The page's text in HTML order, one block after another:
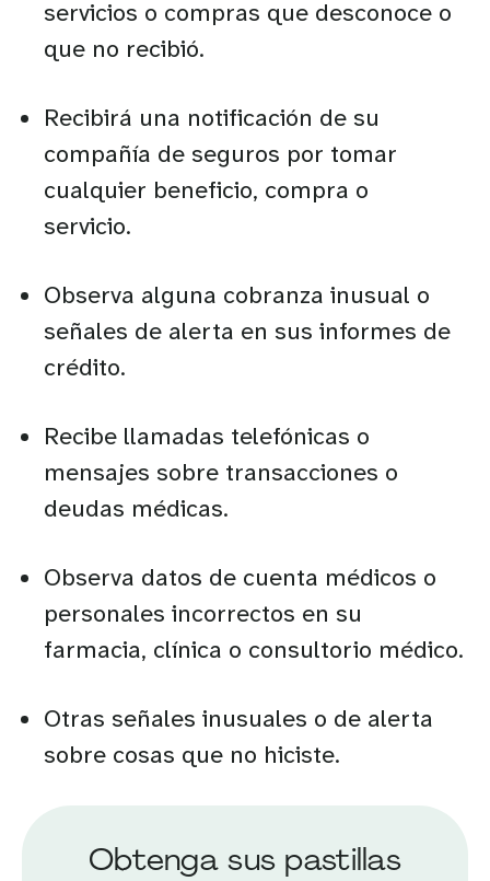
servicios o compras que desconoce o
que no recibió.
Recibirá una notificación de su
compañía de seguros por tomar
cualquier beneficio, compra o
servicio.
Observa alguna cobranza inusual o
señales de alerta en sus informes de
crédito.
Recibe llamadas telefónicas o
mensajes sobre transacciones o
deudas médicas.
Observa datos de cuenta médicos o
personales incorrectos en su
farmacia, clínica o consultorio médico.
Otras señales inusuales o de alerta
sobre cosas que no hiciste.
Obtenga sus pastillas